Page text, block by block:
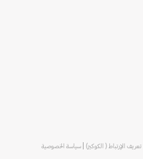
الإرتباط ( الكوكيز) سياسة الخصوصية